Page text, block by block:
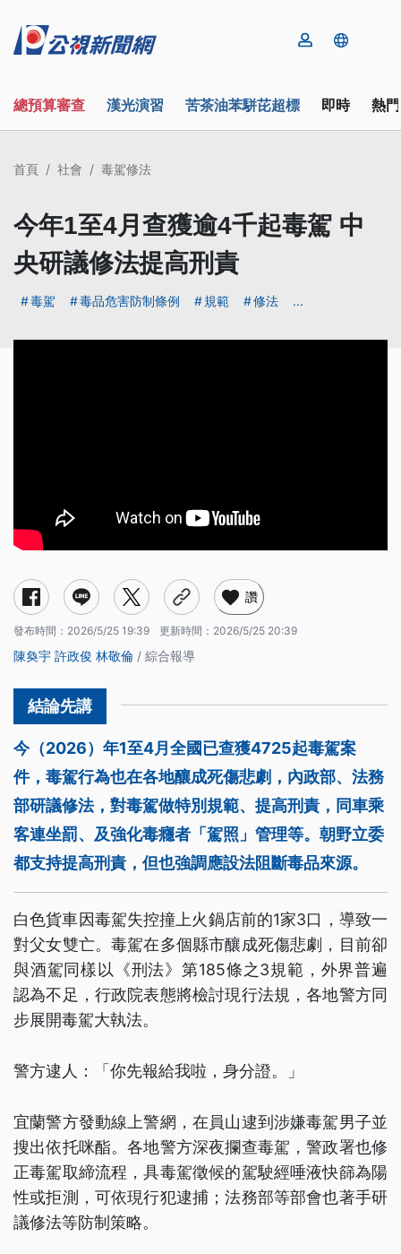
總預算審查 漢光演習 苦茶油苯駢芘超標 即時 熱
首頁 社會 毒駕修法
今年1至4月查獲逾4千起毒駕 中
央研議修法提高刑責
毒駕 毒品危害防制條例 規範 修法 ...
讚
發布時間： 2026/5/25 19:39 更新時間： 2026/5/25 20:39
陳奐宇 許政俊 林敬倫 / 綜合報導
今（2026）年1至4月全國已查獲4725起毒駕案
件，毒駕行為也在各地釀成死傷悲劇，內政部、法務
部研議修法，對毒駕做特別規範、提高刑責，同車乘
客連坐罰、及強化毒癮者「駕照」管理等。朝野立委
都支持提高刑責，但也強調應設法阻斷毒品來源。
白色貨車因毒駕失控撞上火鍋店前的1家3口，導致一
對父女雙亡。毒駕在多個縣市釀成死傷悲劇，目前卻
與酒駕同樣以《刑法》第185條之3規範，外界普遍
認為不足，行政院表態將檢討現行法規，各地警方同
步展開毒駕大執法。
警方逮人：「你先報給我啦，身分證。」
宜蘭警方發動線上警網，在員山逮到涉嫌毒駕男子並
搜出依托咪酯。各地警方深夜攔查毒駕，警政署也修
正毒駕取締流程，具毒駕徵候的駕駛經唾液快篩為陽
性或拒測，可依現行犯逮捕；法務部等部會也著手研
議修法等防制策略。